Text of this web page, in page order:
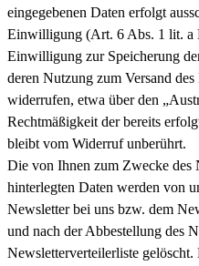
eingegebenen Daten erfolgt
Einwilligung (Art. 6 Abs. 1 lit. a
Einwilligung zur Speicherung
deren Nutzung zum Versand
widerrufen, etwa über den
Rechtmäßigkeit der bereits
bleibt vom Widerruf unberührt.
Die von Ihnen zum Zwecke des
hinterlegten Daten werden von
Newsletter bei uns bzw. dem
und nach der Abbestellung des
Newsletterverteilerliste